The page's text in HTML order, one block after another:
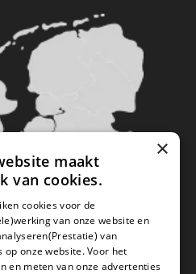
×
maakt
van cookies.
cookies voor de
van onze website en
van
op onze website. Voor het
en meten van onze advertenties